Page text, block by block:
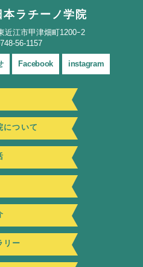
ラチーノ学院
近江市甲津畑町1200ｰ2
56-1157
Facebook instagram
について
リー